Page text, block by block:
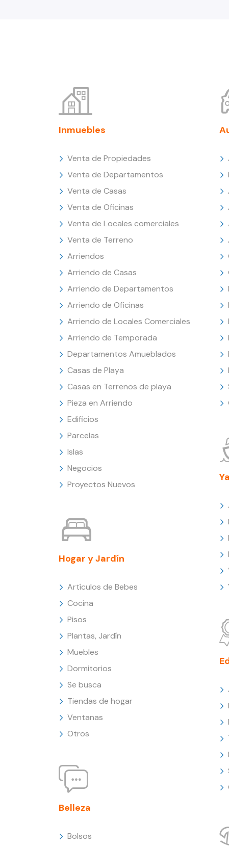
Inmuebles
Venta de Propiedades
Venta de Departamentos
Venta de Casas
Venta de Oficinas
Venta de Locales comerciales
Venta de Terreno
Arriendos
Arriendo de Casas
Arriendo de Departamentos
Arriendo de Oficinas
Arriendo de Locales Comerciales
Arriendo de Temporada
Departamentos Amueblados
Casas de Playa
Casas en Terrenos de playa
Pieza en Arriendo
Edificios
Parcelas
Islas
Negocios
Proyectos Nuevos
Hogar y Jardín
Artículos de Bebes
Cocina
Pisos
Plantas, Jardín
Muebles
Dormitorios
Se busca
Tiendas de hogar
Ventanas
Otros
Belleza
Bolsos